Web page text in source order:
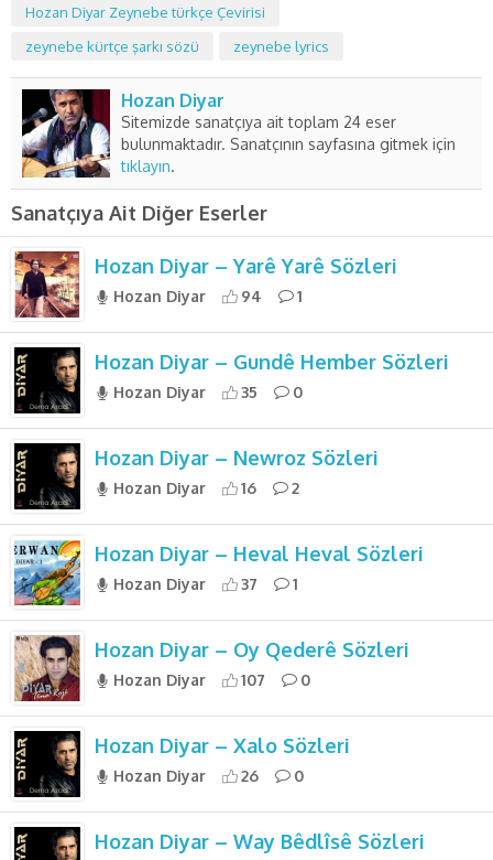
Hozan Diyar Zeynebe türkçe Çevirisi
zeynebe kürtçe şarkı sözü
zeynebe lyrics
Hozan Diyar
Sitemizde sanatçıya ait toplam 24 eser
bulunmaktadır. Sanatçının sayfasına gitmek için
tıklayın.
Sanatçıya Ait Diğer Eserler
Hozan Diyar – Yarê Yarê Sözleri
Hozan Diyar 94 1
Hozan Diyar – Gundê Hember Sözleri
Hozan Diyar 35 0
Hozan Diyar – Newroz Sözleri
Hozan Diyar 16 2
Hozan Diyar – Heval Heval Sözleri
Hozan Diyar 37 1
Hozan Diyar – Oy Qederê Sözleri
Hozan Diyar 107 0
Hozan Diyar – Xalo Sözleri
Hozan Diyar 26 0
Hozan Diyar – Way Bêdlîsê Sözleri